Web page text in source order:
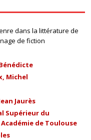
dans la littérature de
de fiction
Michel
Jaurès
Supérieur du
de Toulouse